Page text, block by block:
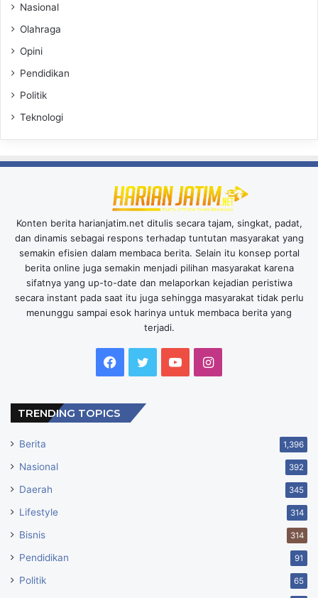
Nasional
Olahraga
Opini
Pendidikan
Politik
Teknologi
Konten berita harianjatim.net ditulis secara tajam, singkat, padat,
dan dinamis sebagai respons terhadap tuntutan masyarakat yang
semakin efisien dalam membaca berita. Selain itu konsep portal
berita online juga semakin menjadi pilihan masyarakat karena
sifatnya yang up-to-date dan melaporkan kejadian peristiwa
secara instant pada saat itu juga sehingga masyarakat tidak perlu
menunggu sampai esok harinya untuk membaca berita yang
terjadi.
Facebook
TwitterYouTubeInstagram
TRENDING TOPICS
Berita 1,396
Nasional 392
Daerah 345
Lifestyle 314
Bisnis 314
Pendidikan 91
Politik 65